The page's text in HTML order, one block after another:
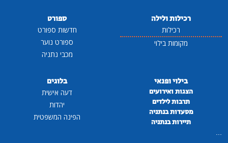
רכילות ולילה
רכילות
מקומות בילוי
ספורט
חדשות ספורט
ספורט נוער
מכבי נתניה
בילוי ופנאי
הצגות ואירועים
תרבות לילדים
מסעדות בנתניה
תיירות בנתניה
...
בלוגים
דעה אישית
יהדות
הפינה המשפטית